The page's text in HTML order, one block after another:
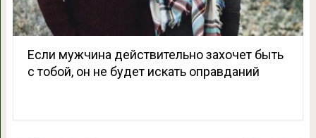
Если мужчина действительно захочет быть
с тобой, он не будет искать оправданий